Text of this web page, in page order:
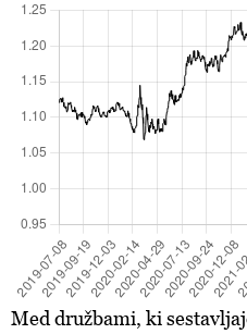
Med družbami, ki